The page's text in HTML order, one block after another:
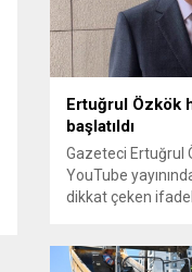
grupları
Ertuğrul Özkök
başlatıldı
Gazeteci Ertuğrul
YouTube
dikkat çeken